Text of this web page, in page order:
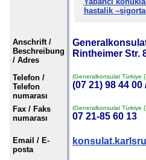
hastalik
Anschrift /
Beschreibung
/ Adres
Rintheimer Str.
Telefon /
Telefon
numarası
(Generalkonsulat Türkiye
(07 21) 98 44 00
Fax / Faks
numarası
(Generalkonsulat Türkiye
07 21-85 60 13
Email / E-
posta